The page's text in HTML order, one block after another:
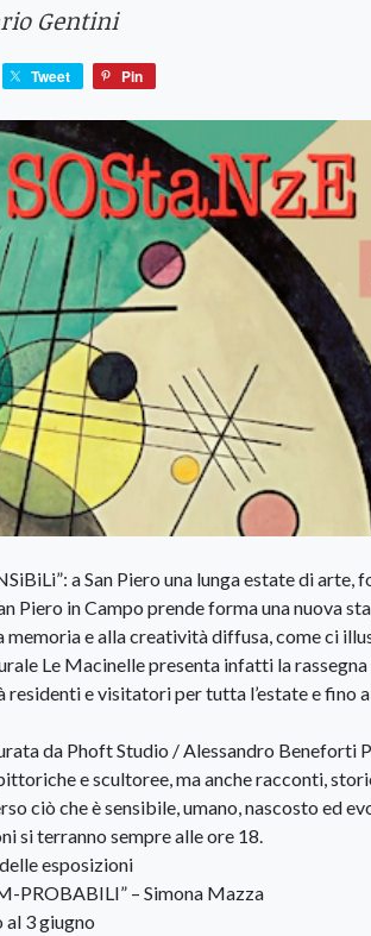
Gentini
Tweet Pin
a San Piero una lunga estate di
Piero in Campo prende forma una nuova
e alla creatività diffusa, come ci
Le Macinelle presenta infatti la
residenti e visitatori per tutta l’estate e fino
da Phoft Studio / Alessandro
e scultoree, ma anche racconti,
ciò che è sensibile, umano, nascosto ed
si terranno sempre alle ore 18.
esposizioni
PROBABILI” – Simona Mazza
al 3 giugno